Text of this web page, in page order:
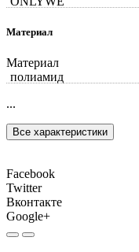
Материал
Материал
полиамид
...
Все характеристики
Facebook
Twitter
Вконтакте
Google+